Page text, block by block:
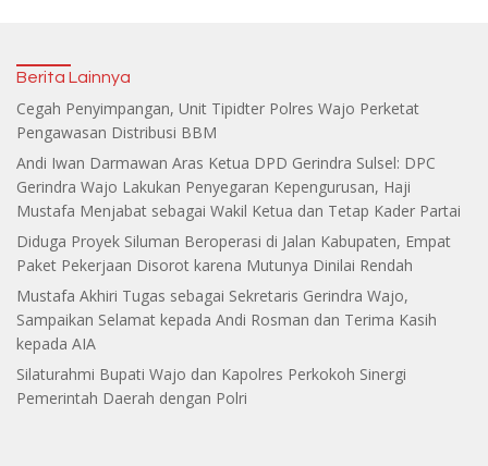
Berita Lainnya
Cegah Penyimpangan, Unit Tipidter Polres Wajo Perketat
Pengawasan Distribusi BBM
Andi Iwan Darmawan Aras Ketua DPD Gerindra Sulsel: DPC
Gerindra Wajo Lakukan Penyegaran Kepengurusan, Haji
Mustafa Menjabat sebagai Wakil Ketua dan Tetap Kader Partai
Diduga Proyek Siluman Beroperasi di Jalan Kabupaten, Empat
Paket Pekerjaan Disorot karena Mutunya Dinilai Rendah
Mustafa Akhiri Tugas sebagai Sekretaris Gerindra Wajo,
Sampaikan Selamat kepada Andi Rosman dan Terima Kasih
kepada AIA
Silaturahmi Bupati Wajo dan Kapolres Perkokoh Sinergi
Pemerintah Daerah dengan Polri